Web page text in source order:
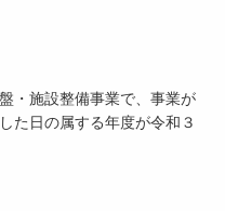
施設整備事業で、事業が
た日の属する年度が令和３